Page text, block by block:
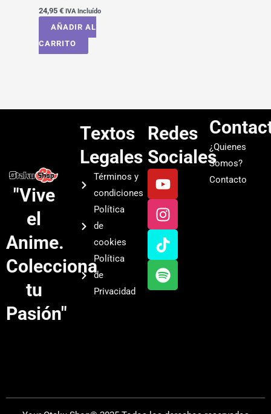
24,95 € IVA Incluído
AÑADIR AL
CARRITO
"Vive
el
Anime.
Colecciona
tu
Pasión"
Textos
Legales
Términos y
condiciones
Política
de
cookies
Política
de
Privacidad
Redes
Sociales
Y
o
u
t
u
b
e
I
n
s
t
a
g
r
a
T
i
k
t
o
k
S
p
o
t
i
f
y
¿Quienes
Somos?
Contacto